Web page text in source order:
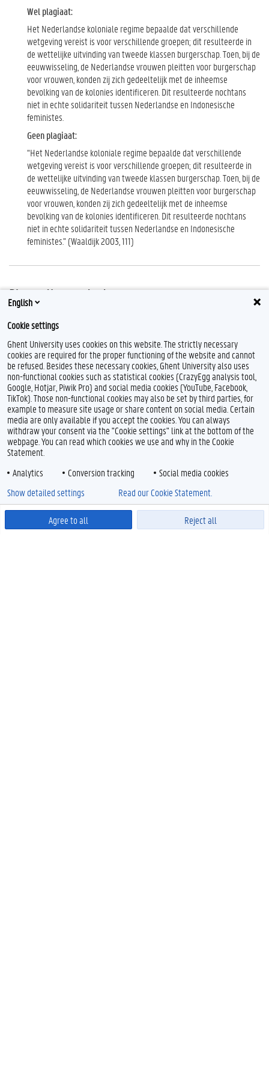
Wel plagiaat:
Het Nederlandse koloniale regime bepaalde dat verschillende
wetgeving vereist is voor verschillende groepen; dit resulteerde in
de wettelijke uitvinding van tweede klassen burgerschap. Toen, bij de
eeuwwisseling, de Nederlandse vrouwen pleitten voor burgerschap
voor vrouwen, konden zij zich gedeeltelijk met de inheemse
bevolking van de kolonies identificeren. Dit resulteerde nochtans
niet in echte solidariteit tussen Nederlandse en Indonesische
feministes.
Geen plagiaat:
“Het Nederlandse koloniale regime bepaalde dat verschillende
wetgeving vereist is voor verschillende groepen; dit resulteerde in
de wettelijke uitvinding van tweede klassen burgerschap. Toen, bij de
eeuwwisseling, de Nederlandse vrouwen pleitten voor burgerschap
voor vrouwen, konden zij zich gedeeltelijk met de inheemse
bevolking van de kolonies identificeren. Dit resulteerde nochtans
niet in echte solidariteit tussen Nederlandse en Indonesische
feministes.” (Waaldijk 2003, 111)
Plagiaatkennis testen
Indiana University Bloomington
English
Cookie settings
Ghent University uses cookies on this website. The strictly necessary
cookies are required for the proper functioning of the website and cannot
be refused. Besides these necessary cookies, Ghent University also uses
non-functional cookies such as statistical cookies (CrazyEgg analysis tool,
Google, Hotjar, Piwik Pro) and social media cookies (YouTube, Facebook,
TikTok). Those non-functional cookies may also be set by third parties, for
example to measure site usage or share content on social media. Certain
media are only available if you accept the cookies. You can always
withdraw your consent via the "Cookie settings" link at the bottom of the
webpage. You can read which cookies we use and why in the Cookie
Statement.
Analytics
Conversion tracking Social media cookies
Agree to all Reject all
Show detailed settings Read our Cookie Statement.